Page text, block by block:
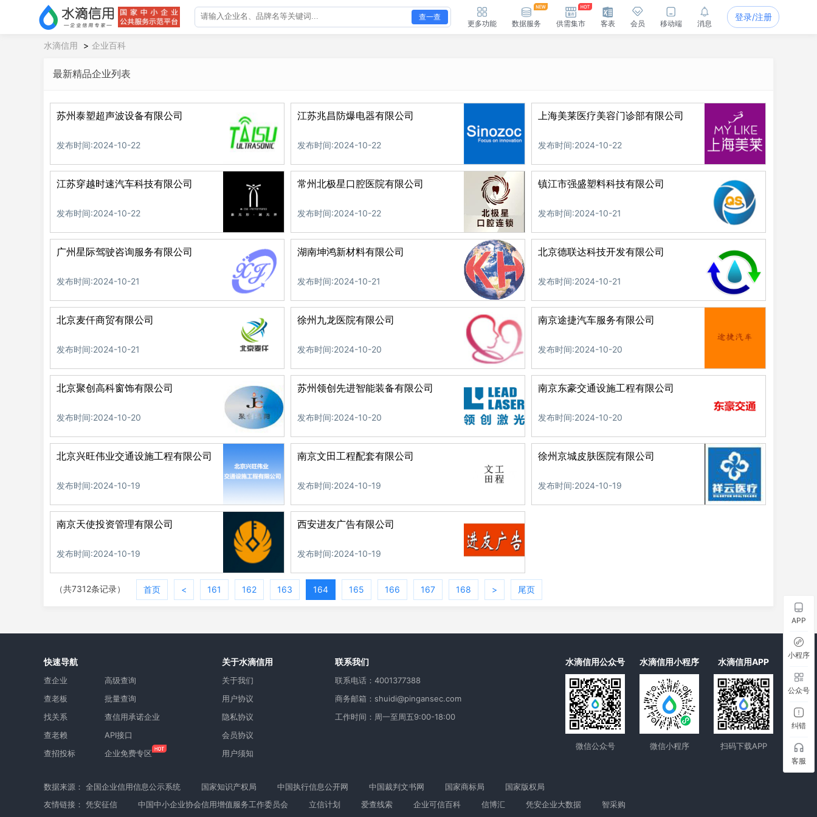
查一查
更多功能 数据服务 供需集市 客表 会员 移动端 消息
登录/注册
水滴信用 > 企业百科
最新精品企业列表
苏州泰塑超声波设备有限公司
发布时间:2024-10-22
江苏兆昌防爆电器有限公司
发布时间:2024-10-22
上海美莱医疗美容门诊部有限公司
发布时间:2024-10-22
江苏穿越时速汽车科技有限公司
发布时间:2024-10-22
常州北极星口腔医院有限公司
发布时间:2024-10-22
镇江市强盛塑料科技有限公司
发布时间:2024-10-21
广州星际驾驶咨询服务有限公司
发布时间:2024-10-21
湖南坤鸿新材料有限公司
发布时间:2024-10-21
北京德联达科技开发有限公司
发布时间:2024-10-21
北京麦仟商贸有限公司
发布时间:2024-10-21
徐州九龙医院有限公司
发布时间:2024-10-20
南京途捷汽车服务有限公司
发布时间:2024-10-20
北京聚创高科窗饰有限公司
发布时间:2024-10-20
苏州领创先进智能装备有限公司
发布时间:2024-10-20
南京东豪交通设施工程有限公司
发布时间:2024-10-20
北京兴旺伟业交通设施工程有限公司
发布时间:2024-10-19
南京文田工程配套有限公司
发布时间:2024-10-19
徐州京城皮肤医院有限公司
发布时间:2024-10-19
南京天使投资管理有限公司
发布时间:2024-10-19
西安进友广告有限公司
发布时间:2024-10-19
（共7312条记录） 首页 < 161 162 163 164 165 166 167 168 > 尾页
快速导航
查企业
查老板
找关系
查老赖
查招投标
高级查询
批量查询
查信用承诺企业
API接口
企业免费专区
关于水滴信用
关于我们
用户协议
隐私协议
会员协议
用户须知
联系我们
联系电话：4001377388
商务邮箱：shuidi@pingansec.com
工作时间：周一至周五9:00-18:00
水滴信用公众号
微信公众号
水滴信用小程序
微信小程序
水滴信用APP
扫码下载APP
数据来源： 全国企业信用信息公示系统 国家知识产权局 中国执行信息公开网 中国裁判文书网 国家商标局
国家版权局
友情链接： 凭安征信 中国中小企业协会信用增值服务工作委员会 立信计划 爱查线索 企业可信百科 信博汇 凭安企业大数据 智采购
APP
小程序
公众号
纠错
客服